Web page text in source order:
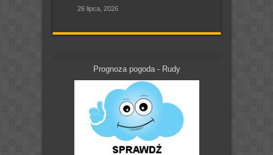
26 lipca, 2026
Prognoza pogoda - Rudy